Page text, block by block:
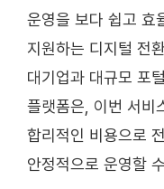
운영을 보다 쉽고 효
지원하는 디지털 전
대기업과 대규모 포
플랫폼은, 이번 서비
합리적인 비용으로
안정적으로 운영할